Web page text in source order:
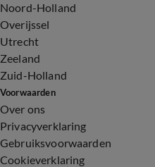
Noord-Holland
Overijssel
Utrecht
Zeeland
Zuid-Holland
Voorwaarden
Over ons
Privacyverklaring
Gebruiksvoorwaarden
Cookieverklaring